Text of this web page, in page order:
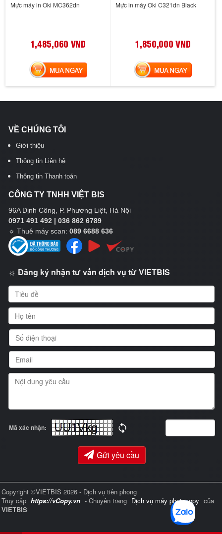
Mực máy in Oki MC362dn
1,485,060 VND
MUA NGAY
Mực in máy Oki C321dn Black
1,850,000 VND
MUA NGAY
VỀ CHÚNG TÔI
Giới thiệu
Thông tin Liên hệ
Thông tin Thanh toán
CÔNG TY TNHH VIỆT BIS
96A Định Công, P. Phương Liệt, Hà Nội
0971 491 492 | 036 862 6789
☼ Thuê máy scan: 089 6688 636
☼ Đăng ký nhận tư vấn dịch vụ từ VIETBIS
Mã xác nhận:
Gửi yêu cầu
Copyright ©VIETBIS 2026 - Dịch vụ tiên phong
Truy cập https://vCopy.vn - Chuyên trang Dịch vụ máy photocopy của
VIETBIS